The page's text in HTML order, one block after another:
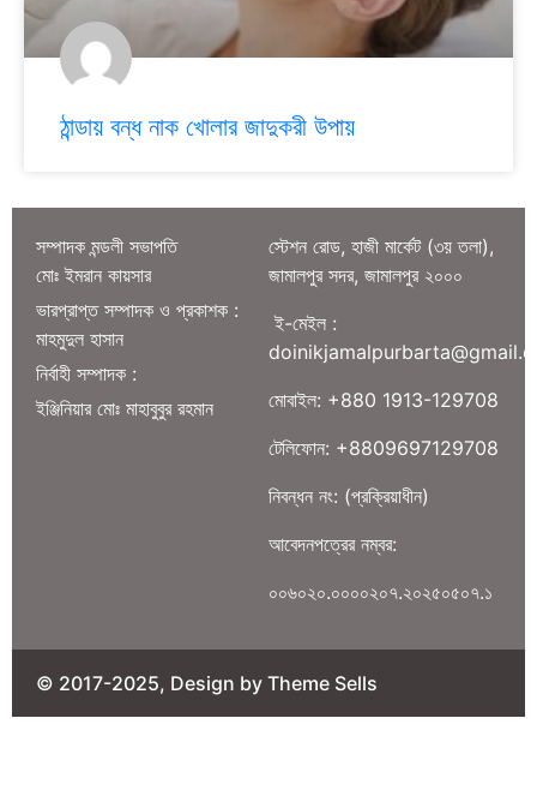
ঠান্ডায় বন্ধ নাক খোলার জাদুকরী উপায়
সম্পাদক মন্ডলী সভাপতি
মোঃ ইমরান কায়সার
ভারপ্রাপ্ত সম্পাদক ও প্রকাশক :
মাহমুদুল হাসান
নির্বাহী সম্পাদক :
ইঞ্জিনিয়ার মোঃ মাহাবুবুর রহমান
স্টেশন রোড, হাজী মার্কেট (৩য় তলা),
জামালপুর সদর, জামালপুর ২০০০
ই-মেইল :
মোবাইল: +880 1913-129708
টেলিফোন: +8809697129708
নিবন্ধন নং: (প্রক্রিয়াধীন)
আবেদনপত্রের নম্বর:
০০৬০২০.০০০০২০৭.২০২৫০৫০৭.১
© 2017-2025, Design by Theme Sells